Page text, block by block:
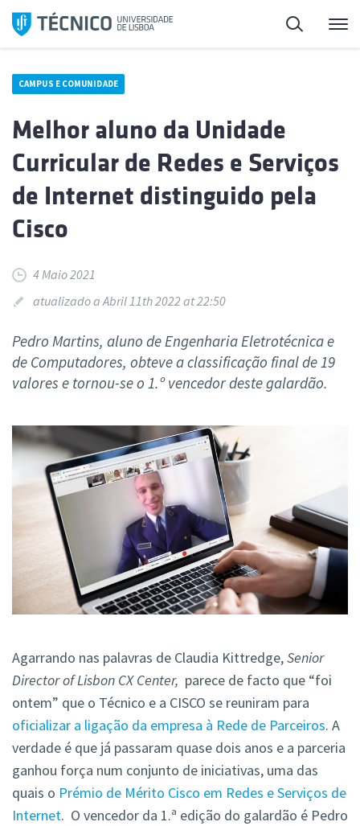
Saltar
para
Pesquisa
CAMPUS E COMUNIDADE
Melhor aluno da Unidade
Curricular de Redes e Serviços
de Internet distinguido pela
Cisco
4 Maio 2021
atualizado a Abril 11th 2022 at 22:50
Pedro Martins, aluno de Engenharia Eletrotécnica e
de Computadores, obteve a classificação final de 19
valores e tornou-se o 1.º vencedor deste galardão.
Agarrando nas palavras de Claudia Kittredge,Senior
Director of Lisbon CX Center, parece de facto que “foi
ontem” que o Técnico e a CISCO se reuniram para
oficializar a ligação da empresa à Rede de Parceiros. A
verdade é que já passaram quase dois anos e a parceria
ganhou força num conjunto de iniciativas, uma das
quais o Prémio de Mérito Cisco em Redes e Serviços de
Internet. O vencedor da 1.ª edição do galardão é Pedro